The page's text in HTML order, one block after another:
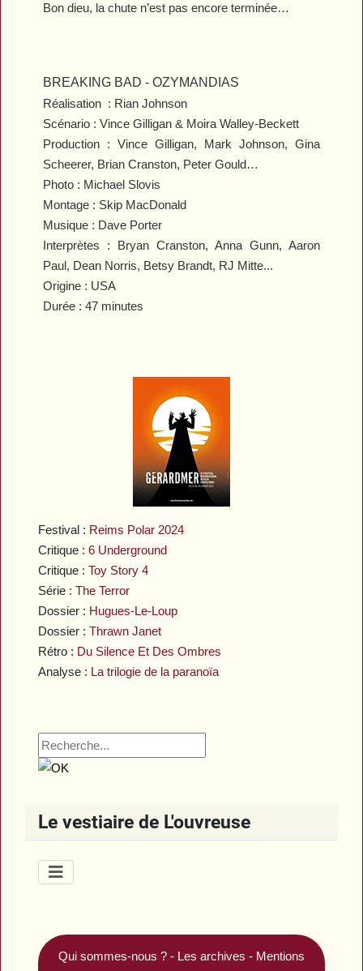
Festival : Reims Polar 2024
Critique :6 Underground
Critique :Toy Story 4
Série :The Terror
Dossier : Hugues-Le-Loup
Dossier :Thrawn Janet
Rétro : Du Silence Et Des Ombres
Analyse : La trilogie de la paranoïa
Le vestiaire de L'ouvreuse
Bon dieu, la chute n’est pas encore terminée…
BREAKING BAD -OZYMANDIAS
Réalisation : Rian Johnson
Scénario : Vince Gilligan & Moira Walley-Beckett
Production : Vince Gilligan, Mark Johnson, Gina
Scheerer, Brian Cranston, Peter Gould…
Photo : Michael Slovis
Montage : Skip MacDonald
Musique : Dave Porter
Interprètes : Bryan Cranston, Anna Gunn, Aaron
Paul, Dean Norris, Betsy Brandt, RJ Mitte...
Origine : USA
Durée : 47 minutes
Qui sommes-nous ? - Les archives - Mentions